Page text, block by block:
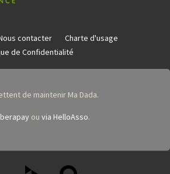
contacter
Charte d'usage
de Confidentialité
de maintenir Ma Dada.
ou via HelloAsso.